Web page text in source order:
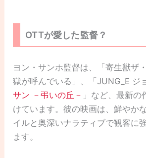
OTTが愛した監督？
ヨン・サンホ監督は、「寄生獣ザ
獄が呼んでいる」、「JUNG_E ジ
サン －弔いの丘－ 」など、最新の
けています。彼の映画は、鮮やか
イルと奥深いナラティブで観客に
ます。